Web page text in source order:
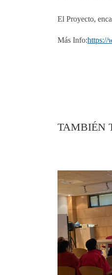
El Proyecto,
Más Info:https://
TAMBIÉN